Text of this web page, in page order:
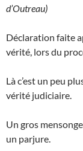
d’Outreau)
Déclaration faite
vérité, lors du
Là c’est un peu
vérité judiciaire.
Un gros mensonge
un parjure.